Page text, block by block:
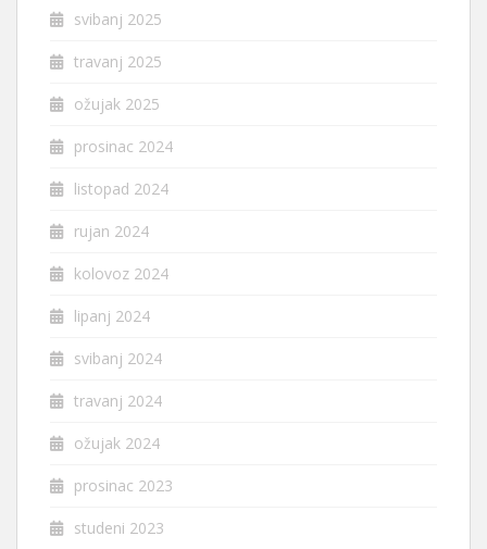
svibanj 2025
travanj 2025
ožujak 2025
prosinac 2024
listopad 2024
rujan 2024
kolovoz 2024
lipanj 2024
svibanj 2024
travanj 2024
ožujak 2024
prosinac 2023
studeni 2023